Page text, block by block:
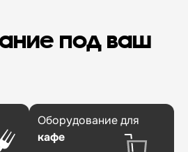
под ваш
Оборудование для
кафе